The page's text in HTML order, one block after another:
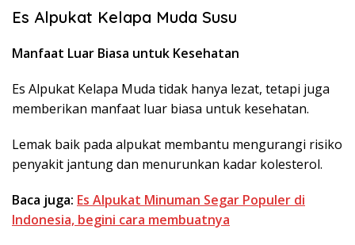
Es Alpukat Kelapa Muda Susu
Manfaat Luar Biasa untuk Kesehatan
Es Alpukat Kelapa Muda tidak hanya lezat, tetapi juga
memberikan manfaat luar biasa untuk kesehatan.
Lemak baik pada alpukat membantu mengurangi risiko
penyakit jantung dan menurunkan kadar kolesterol.
Baca juga: Es Alpukat Minuman Segar Populer di
Indonesia, begini cara membuatnya